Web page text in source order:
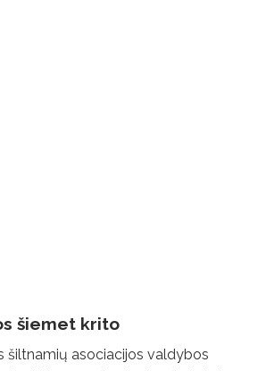
šiemet krito
šiltnamių asociacijos valdybos